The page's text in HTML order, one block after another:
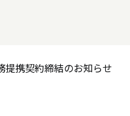
提携契約締結のお知らせ